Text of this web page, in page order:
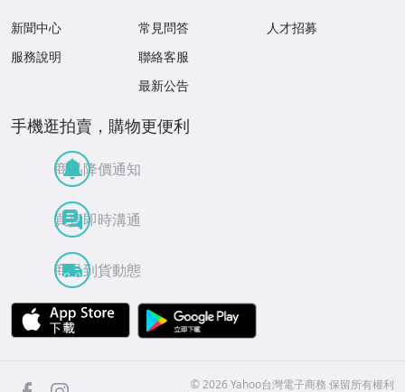
新聞中心
服務說明
常見問答
聯絡客服
最新公告
人才招募
手機逛拍賣，購物更便利
商品降價通知
買賣即時溝通
商品到貨動態
APP Store
facebook ©2026 Yahoo台灣電子商務 保留所有權利